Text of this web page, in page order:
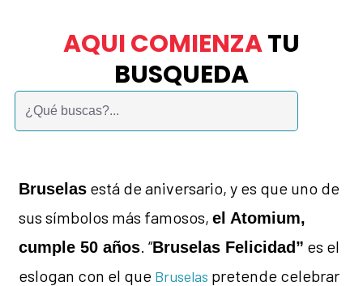
AQUI COMIENZATU
BUSQUEDA
Buscar:
Bruselas está de aniversario, y es que uno de
sus símbolos más famosos,el Atomium,
cumple 50 años . “Bruselas Felicidad” es el
eslogan con el que Bruselas pretende celebrar